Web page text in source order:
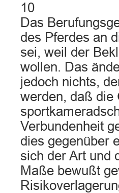
10
Das
des Pferdes an
sei, weil der
wollen. Das
jedoch nichts,
werden, daß die
Verbundenheit
dies gegenüber
sich der Art und
Maße bewußt